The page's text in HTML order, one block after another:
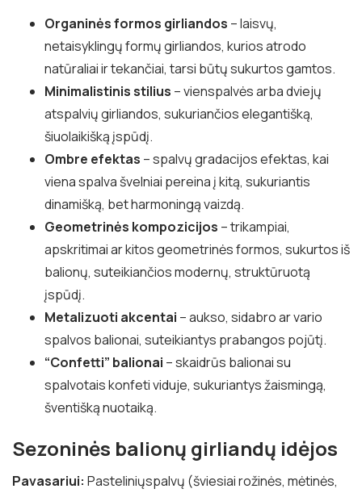
Organinės formos girliandos – laisvų,
netaisyklingų formų girliandos, kurios atrodo
natūraliai ir tekančiai, tarsi būtų sukurtos gamtos.
Minimalistinis stilius – vienspalvės arba dviejų
atspalvių girliandos, sukuriančios elegantišką,
šiuolaikišką įspūdį.
Ombre efektas – spalvų gradacijos efektas, kai
viena spalva švelniai pereina į kitą, sukuriantis
dinamišką, bet harmoningą vaizdą.
Geometrinės kompozicijos – trikampiai,
apskritimai ar kitos geometrinės formos, sukurtos iš
balionų, suteikiančios modernų, struktūruotą
įspūdį.
Metalizuoti akcentai – aukso, sidabro ar vario
spalvos balionai, suteikiantys prabangos pojūtį.
“Confetti” balionai – skaidrūs balionai su
spalvotais konfeti viduje, sukuriantys žaismingą,
šventišką nuotaiką.
Sezoninės balionų girliandų idėjos
Pavasariui: Pasteliniųspalvų (šviesiai rožinės, mėtinės,